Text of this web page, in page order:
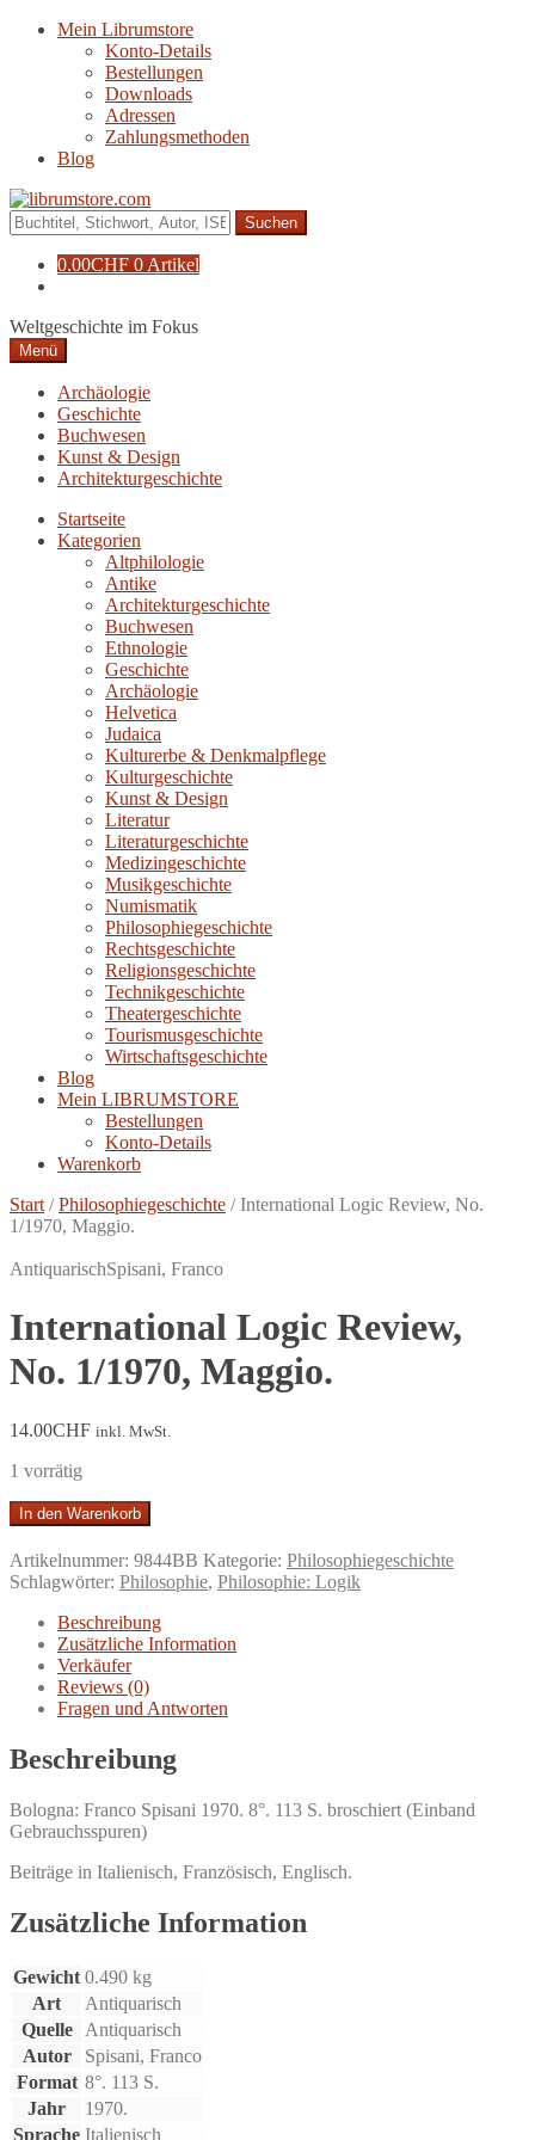
Navigation
Zum
Mein Librumstore
Konto-Details
Bestellungen
Downloads
Adressen
Zahlungsmethoden
Blog
Suche
nach:
0.00CHF 0 Artikel
Weltgeschichte im Fokus
Menü
Archäologie
Geschichte
Buchwesen
Kunst & Design
Architekturgeschichte
Startseite
Kategorien
Altphilologie
Antike
Architekturgeschichte
Buchwesen
Ethnologie
Geschichte
Archäologie
Helvetica
Judaica
Kulturerbe & Denkmalpflege
Kulturgeschichte
Kunst & Design
Literatur
Literaturgeschichte
Medizingeschichte
Musikgeschichte
Numismatik
Philosophiegeschichte
Rechtsgeschichte
Religionsgeschichte
Technikgeschichte
Theatergeschichte
Tourismusgeschichte
Wirtschaftsgeschichte
Blog
Mein LIBRUMSTORE
Bestellungen
Konto-Details
Warenkorb
Start /Philosophiegeschichte /International Logic Review, No.
1/1970, Maggio.
AntiquarischSpisani, Franco
International Logic Review,
No. 1/1970, Maggio.
14.00CHF inkl. MwSt.
1 vorrätig
International
Logic
Review,
No.
1/1970,
Maggio.
Menge
In den Warenkorb
Artikelnummer: 9844BB Kategorie: Philosophiegeschichte
Schlagwörter: Philosophie, Philosophie: Logik
Beschreibung
Zusätzliche Information
Verkäufer
Reviews (0)
Fragen und Antworten
Beschreibung
Bologna: Franco Spisani 1970. 8°. 113 S. broschiert (Einband
Gebrauchsspuren)
Beiträge in Italienisch, Französisch, Englisch.
Zusätzliche Information
Gewicht 0.490 kg
Art
Antiquarisch
Quelle
Antiquarisch
Autor
Spisani, Franco
Format 8°. 113 S.
Jahr
1970.
Sprache Italienisch